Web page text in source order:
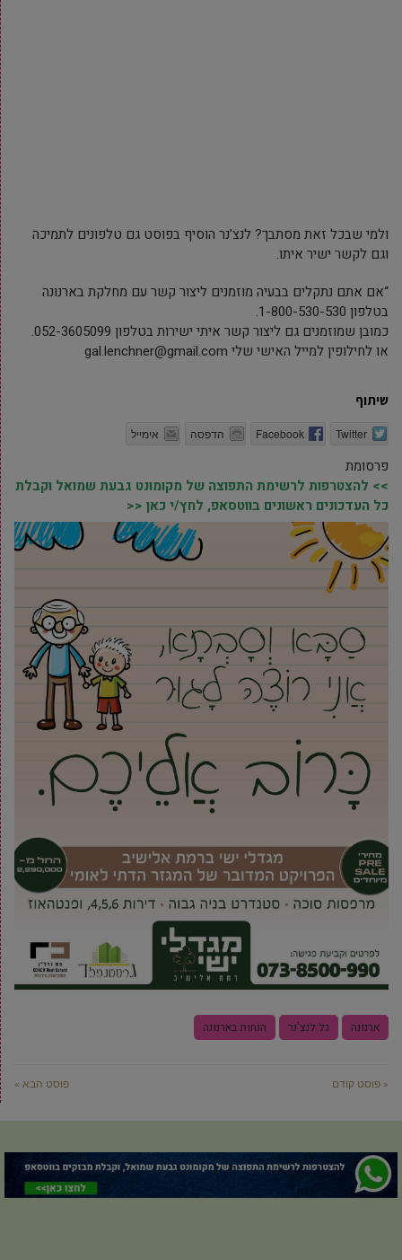
ולמי שבכל זאת מסתבך? לנצ’נר הוסיף בפוסט גם טלפונים לתמיכה
וגם לקשר ישיר איתו.
“אם אתם נתקלים בבעיה מוזמנים ליצור קשר עם מחלקת בארנונה
בטלפון 1-800-530-530.
כמובן שמוזמנים גם ליצור קשר איתי ישירות בטלפון 052-3605099.
או לחילופין למייל האישי שלי gal.lenchner@gmail.com
שיתוף
Twitter
Facebook הדפסה אימייל
פרסומת
>> להצטרפות לרשימת התפוצה של מקומונט גבעת שמואל וקבלת
כל העדכונים ראשונים בווטסאפ, לחץ/י כאן <<
ארנונה גל לנצ'נר הנחות בארנונה
« פוסט קודם פוסט הבא »